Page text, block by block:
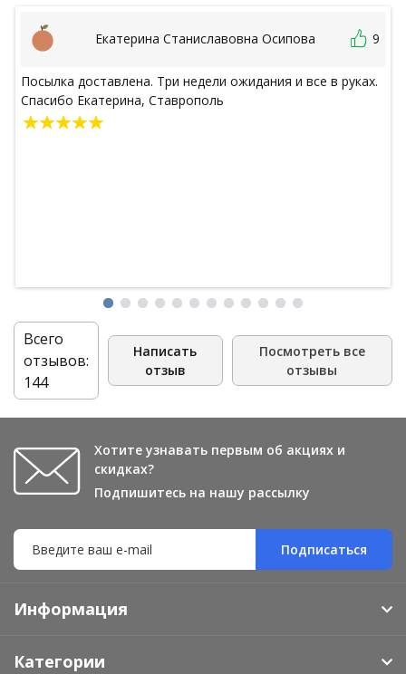
Екатерина Станиславовна Осипова 9
Посылка доставлена. Три недели ожидания и все в руках.
Спасибо Екатерина, Ставрополь
Всего
отзывов:
144
Написать
отзыв
Посмотреть все
отзывы
Хотите узнавать первым об акциях и
скидках?
Подпишитесь на нашу рассылку
Подписаться
Информация
Категории